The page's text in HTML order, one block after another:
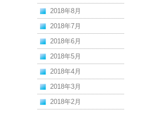
2018年8月
2018年7月
2018年6月
2018年5月
2018年4月
2018年3月
2018年2月